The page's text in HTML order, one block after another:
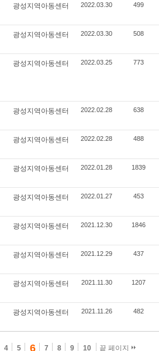
광성지역아동센터 2022.03.30 499
광성지역아동센터 2022.03.30 508
광성지역아동센터 2022.03.25 773
광성지역아동센터 2022.02.28 638
광성지역아동센터 2022.02.28 488
광성지역아동센터 2022.01.28 1839
광성지역아동센터 2022.01.27 453
광성지역아동센터 2021.12.30 1846
광성지역아동센터 2021.12.29 437
광성지역아동센터 2021.11.30 1207
광성지역아동센터 2021.11.26 482
4 5 6 7 8 9 10 끝 페이지